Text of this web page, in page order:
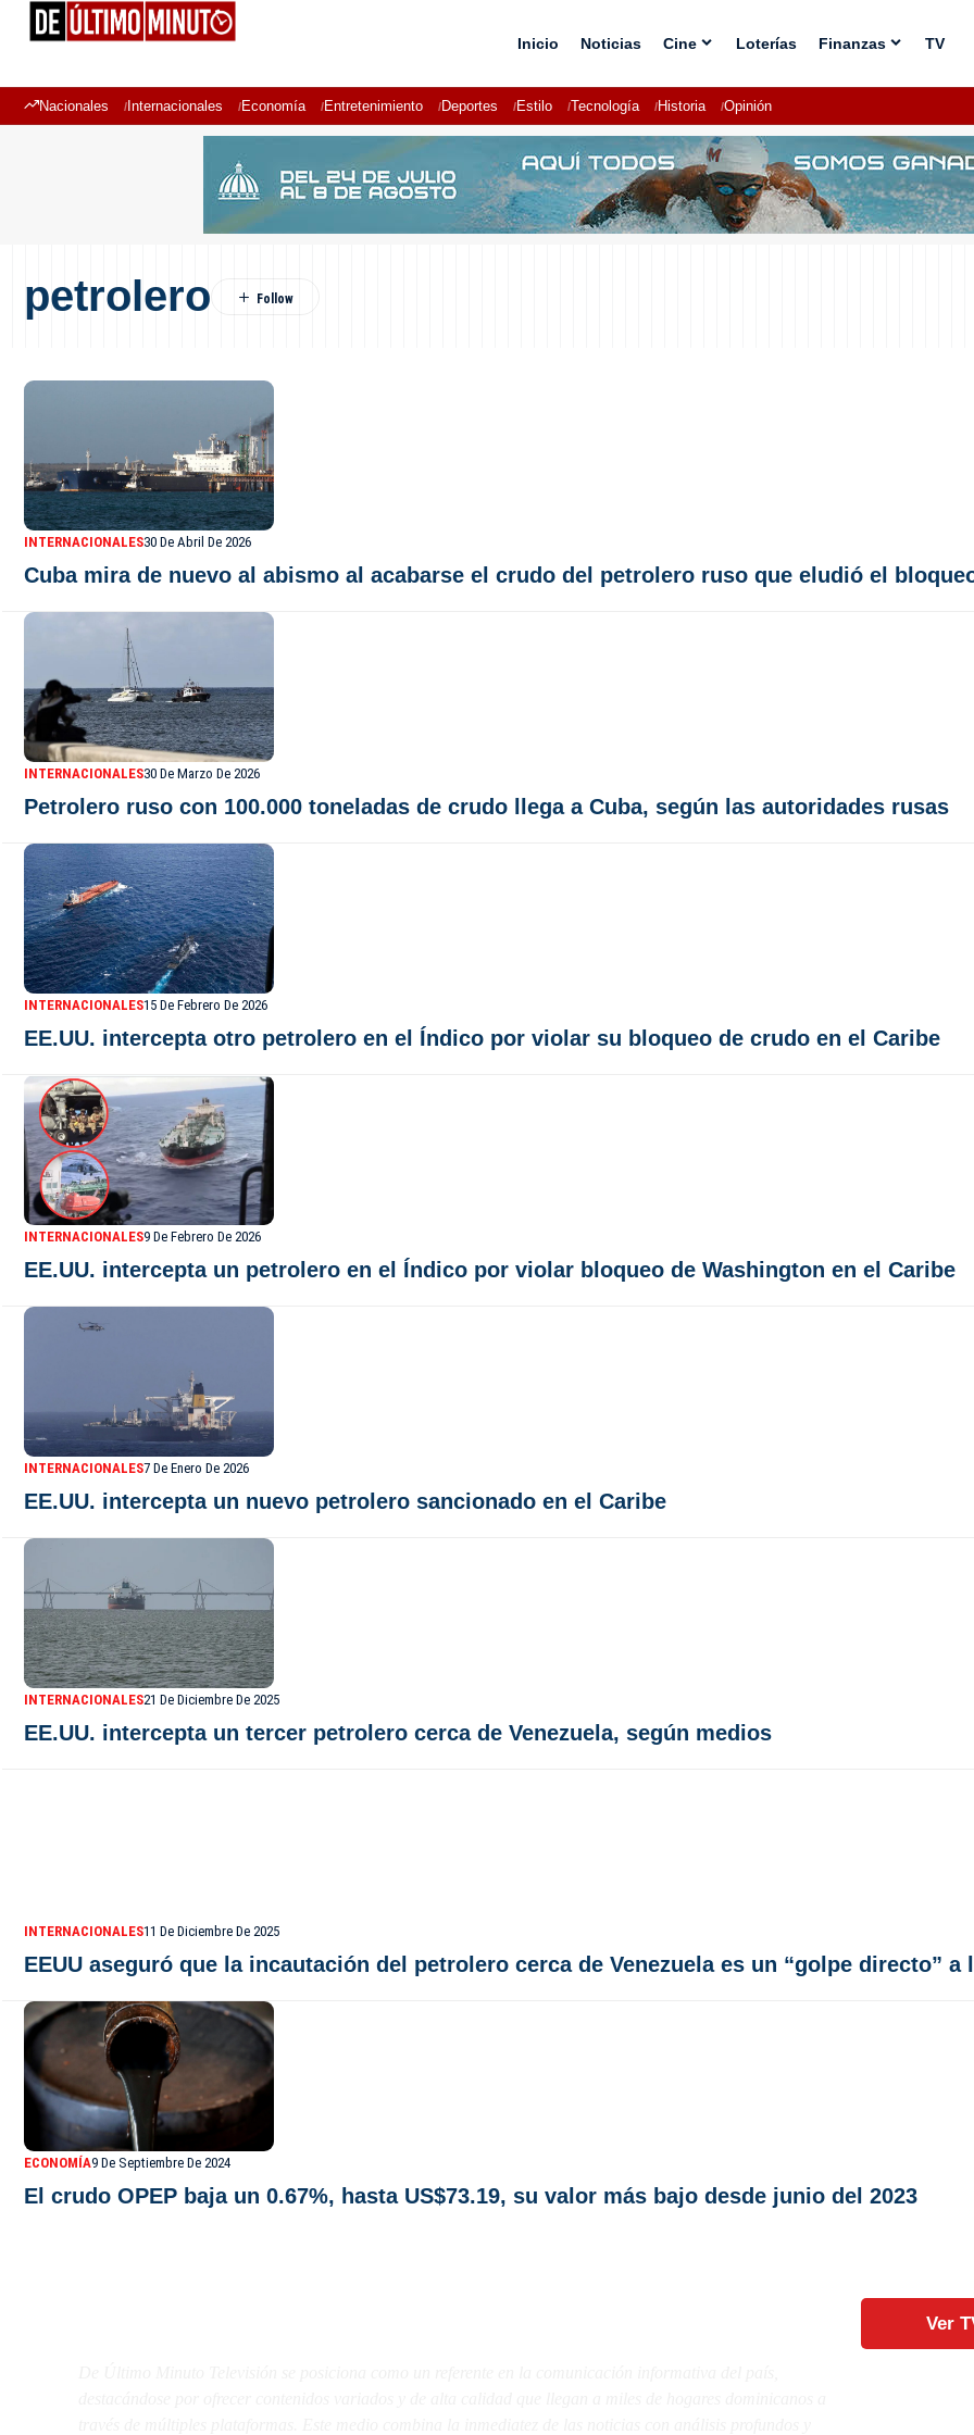
Inicio Noticias Cine Loterías Finanzas TV
Nacionales Internacionales Economía Entretenimiento Deportes Estilo Tecnología Historia Opinión
petrolero
INTERNACIONALES30 De Abril De 2026
Cuba mira de nuevo al abismo al acabarse el crudo del petrolero ruso que eludió el
INTERNACIONALES30 De Marzo De 2026
Petrolero ruso con 100.000 toneladas de crudo llega a Cuba, según las autoridades rusas
INTERNACIONALES15 De Febrero De 2026
EE.UU. intercepta otro petrolero en el Índico por violar su bloqueo de crudo en el Caribe
INTERNACIONALES9 De Febrero De 2026
EE.UU. intercepta un petrolero en el Índico por violar bloqueo de Washington en el Caribe
INTERNACIONALES7 De Enero De 2026
EE.UU. intercepta un nuevo petrolero sancionado en el Caribe
INTERNACIONALES21 De Diciembre De 2025
EE.UU. intercepta un tercer petrolero cerca de Venezuela, según medios
INTERNACIONALES11 De Diciembre De 2025
EEUU aseguró que la incautación del petrolero cerca de Venezuela es un “golpe directo”
ECONOMÍA9 De Septiembre De 2024
El crudo OPEP baja un 0.67%, hasta US$73.19, su valor más bajo desde junio del 2023
Ver